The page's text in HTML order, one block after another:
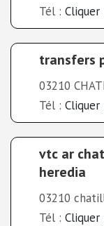
Tél :
transfers
03210
Tél :
vtc ar
heredia
03210
Tél :